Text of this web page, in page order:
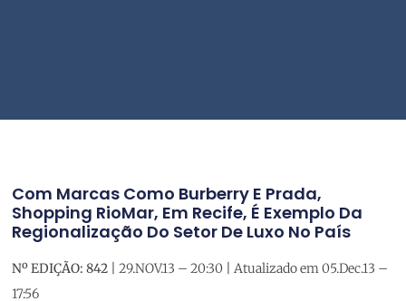
Com Marcas Como Burberry E Prada,
Shopping RioMar, Em Recife, É Exemplo Da
Regionalização Do Setor De Luxo No País
Nº EDIÇÃO: 842 | 29.NOV.13 – 20:30 | Atualizado em 05.Dec.13 –
17:56